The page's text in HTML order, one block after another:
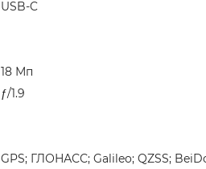
USB-C
18 Мп
ƒ/1.9
GPS; ГЛОНАСС; Galileo; QZSS;